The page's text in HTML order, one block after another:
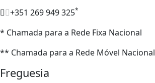
+351 269 949 325*
* Chamada para a Rede Fixa Nacional
** Chamada para a Rede Móvel Nacional
Freguesia